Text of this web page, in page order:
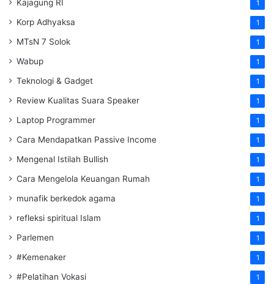
Kajagung RI 1
Korp Adhyaksa 1
MTsN 7 Solok 1
Wabup 1
Teknologi & Gadget 1
Review Kualitas Suara Speaker 1
Laptop Programmer 1
Cara Mendapatkan Passive Income 1
Mengenal Istilah Bullish 1
Cara Mengelola Keuangan Rumah 1
munafik berkedok agama 1
refleksi spiritual Islam 1
Parlemen 1
#Kemenaker 1
#Pelatihan Vokasi 1